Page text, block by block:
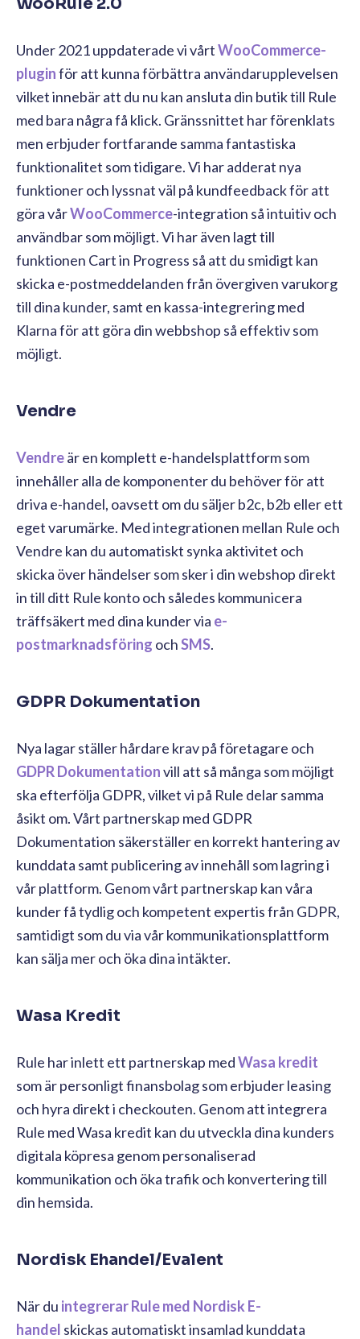
Under 2021 uppdaterade vi vårtWooCommerce-
pluginför att kunna förbättra användarupplevelsen
vilket innebär att du nu kan ansluta din butik till Rule
med bara några få klick. Gränssnittet har förenklats
men erbjuder fortfarande samma fantastiska
funktionalitet som tidigare. Vi har adderat nya
funktioner och lyssnat väl på kundfeedback för att
göra vårWooCommerce-integration så intuitiv och
användbar som möjligt. Vi har även lagt till
funktionen Cart in Progress så att du smidigt kan
skicka e-postmeddelanden från övergiven varukorg
till dina kunder, samt en kassa-integrering med
Klarna för att göra din webbshop så effektiv som
möjligt.
Vendre
Vendreär en komplett e-handelsplattform som
innehåller alla de komponenter du behöver för att
driva e-handel, oavsett om du säljer b2c, b2b eller ett
eget varumärke. Med integrationen mellan Rule och
Vendre kan du automatiskt synka aktivitet och
skicka över händelser som sker i din webshop direkt
in till ditt Rule konto och således kommunicera
träffsäkert med dina kunder via e-
postmarknadsföring ochSMS.
GDPR Dokumentation
Nya lagar ställer hårdare krav på företagare och
GDPR Dokumentationvill att så många som möjligt
ska efterfölja GDPR, vilket vi på Rule delar samma
åsikt om. Vårt partnerskap med GDPR
Dokumentation säkerställer en korrekt hantering av
kunddata samt publicering av innehåll som lagring i
vår plattform. Genom vårt partnerskap kan våra
kunder få tydlig och kompetent expertis från GDPR,
samtidigt som du via vår kommunikationsplattform
kan sälja mer och öka dina intäkter.
Wasa Kredit
Rule har inlett ett partnerskap medWasa kredit
som är personligt finansbolag som erbjuder leasing
och hyra direkt i checkouten. Genom att integrera
Rule med Wasa kredit kan du utveckla dina kunders
digitala köpresa genom personaliserad
kommunikation och öka trafik och konvertering till
din hemsida.
Nordisk Ehandel/Evalent
När du integrerar Rule med Nordisk E-
handel skickas automatiskt insamlad kunddata